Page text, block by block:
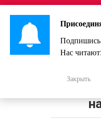
Перейти
контенту
Интересно и
Молодой
из
Подпишись
Нас читают:
Закрыть